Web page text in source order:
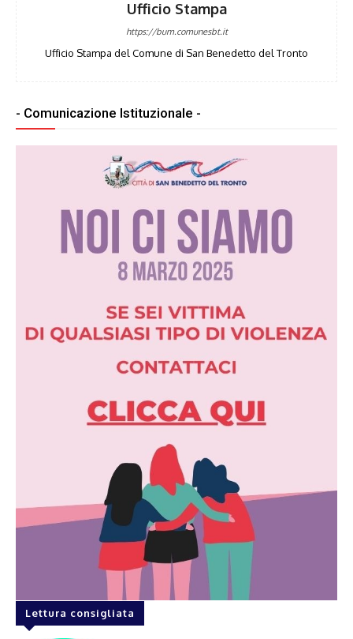
Ufficio Stampa
https://bum.comunesbt.it
Ufficio Stampa del Comune di San Benedetto del Tronto
- Comunicazione Istituzionale -
Lettura consigliata